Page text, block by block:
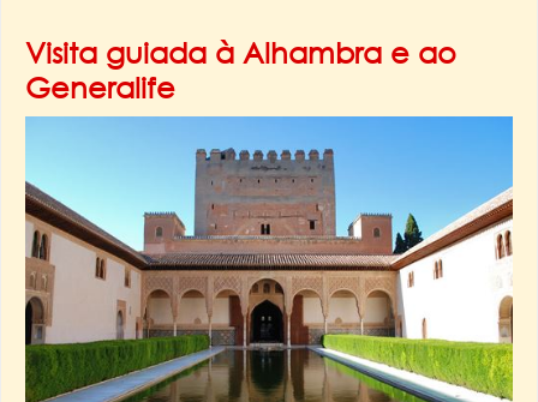
Visita guiada à Alhambra e ao
Generalife